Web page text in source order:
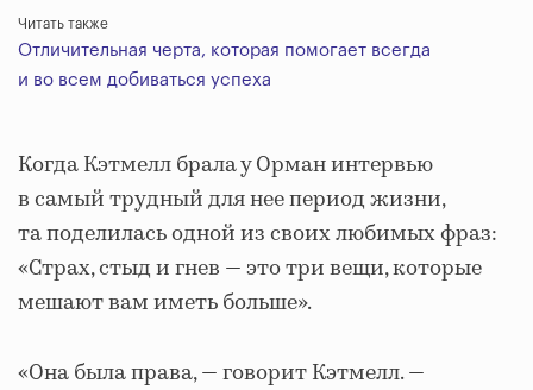
Читать также
Отличительная черта, которая помогает всегда
и во всем добиваться успеха
Когда Кэтмелл брала у Орман интервью
в самый трудный для нее период жизни,
та поделилась одной из своих любимых фраз:
«Страх, стыд и гнев — это три вещи, которые
мешают вам иметь больше».
«Она была права, — говорит Кэтмелл. —